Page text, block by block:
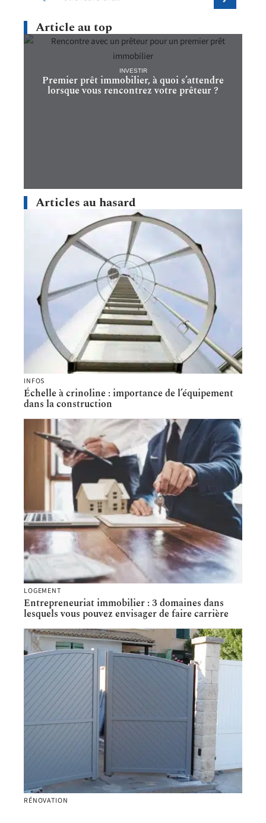
Article au top
INVESTIR
Premier prêt immobilier, à quoi s’attendre
lorsque vous rencontrez votre prêteur ?
Articles au hasard
INFOS
Échelle à crinoline : importance de l’équipement
dans la construction
LOGEMENT
Entrepreneuriat immobilier : 3 domaines dans
lesquels vous pouvez envisager de faire carrière
RÉNOVATION